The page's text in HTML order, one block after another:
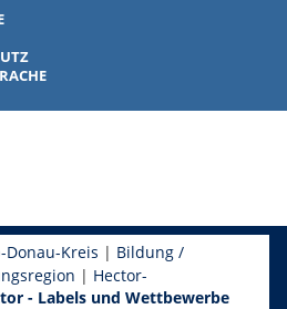
Donau-Kreis | Bildung /
| Hector-
- Labels und Wettbewerbe